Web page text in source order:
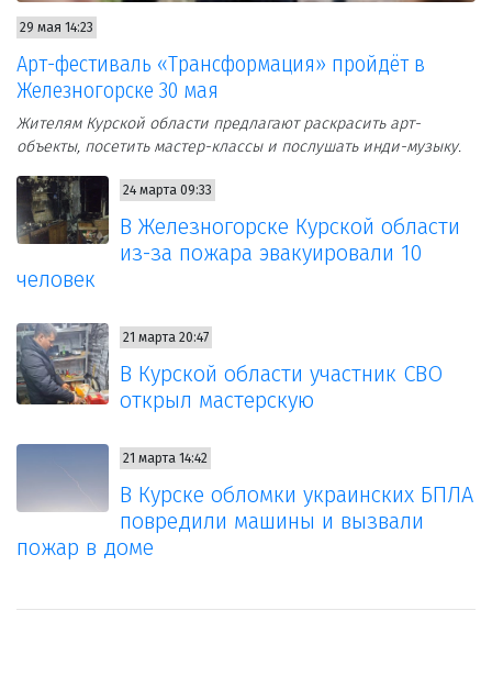
29 мая 14:23
Арт-фестиваль «Трансформация» пройдёт в
Железногорске 30 мая
Жителям Курской области предлагают раскрасить арт-
объекты, посетить мастер-классы и послушать инди-музыку.
24 марта 09:33
В Железногорске Курской области
из-за пожара эвакуировали 10
человек
21 марта 20:47
В Курской области участник СВО
открыл мастерскую
21 марта 14:42
В Курске обломки украинских БПЛА
повредили машины и вызвали
пожар в доме